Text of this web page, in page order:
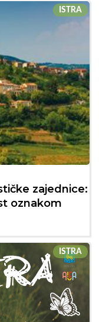
ISTRA
zajednice:
oznakom
ISTRA